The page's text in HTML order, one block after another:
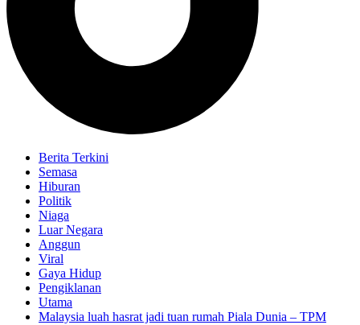
Berita Terkini
Semasa
Hiburan
Politik
Niaga
Luar Negara
Anggun
Viral
Gaya Hidup
Pengiklanan
Utama
Malaysia luah hasrat jadi tuan rumah Piala Dunia – TPM